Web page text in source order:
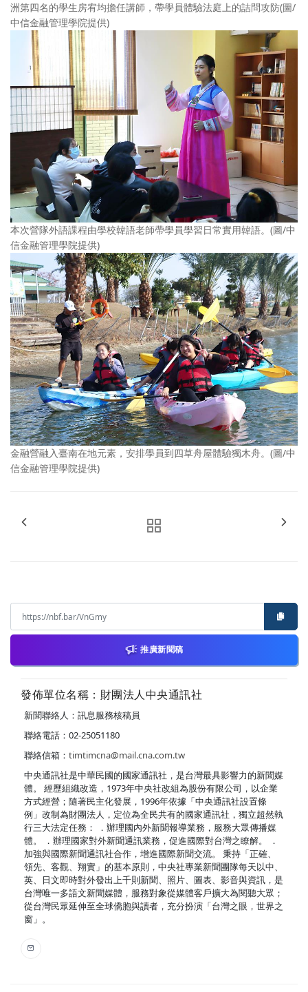
洲第四名的學生房宥均擔任講師，帶學員體驗法庭上的詰問攻防(圖/
中信金融管理學院提供)
本次營隊外語課程由學校韓語老師帶學員學習日常實用韓語。(圖/中
信金融管理學院提供)
金融營融入臺南在地元素，安排學員到四草舟屋體驗獨木舟。(圖/中
信金融管理學院提供)
推廣新聞稿
發佈單位名稱：財團法人中央通訊社
新聞聯絡人：訊息服務核稿員
聯絡電話：02-25051180
聯絡信箱： timtimcna@mail.cna.com.tw
中央通訊社是中華民國的國家通訊社，是台灣最具影響力的新聞媒
體。 經歷組織改造，1973年中央社改組為股份有限公司，以企業
方式經營；隨著民主化發展，1996年依據「中央通訊社設置條
例」改制為財團法人，定位為全民共有的國家通訊社，獨立超然執
行三大法定任務： ．辦理國內外新聞報導業務，服務大眾傳播媒
體。 ．辦理國家對外新聞通訊業務，促進國際對台灣之瞭解。 ．
加強與國際新聞通訊社合作，增進國際新聞交流。 秉持「正確、
領先、客觀、翔實」的基本原則，中央社專業新聞團隊每天以中、
英、日文即時對外發出上千則新聞、照片、圖表、影音與資訊，是
台灣唯一多語文新聞媒體，服務對象從媒體客戶擴大為閱聽大眾；
從台灣民眾延伸至全球僑胞與讀者，充分扮演「台灣之眼，世界之
窗」。